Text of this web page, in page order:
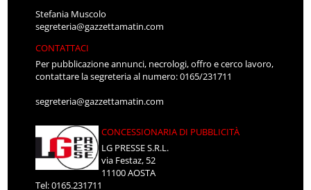
Stefania Muscolo
segreteria@gazzettamatin.com
CONTATTACI
Per pubblicazione annunci, necrologi, offro e cerco lavoro,
contattare la segreteria al numero: 0165/231711
segreteria@gazzettamatin.com
CONCESSIONARIA DI PUBBLICITÀ
LG PRESSE S.R.L.
via Festaz, 52
11100 AOSTA
Tel: 0165.231711